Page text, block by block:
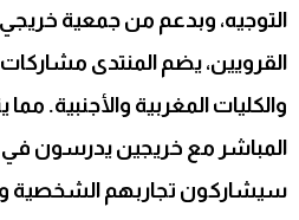
التوجيه، وبدعم من جمعية
القرويين، يضم المنتدى
والكليات المغربية والأجنبية.
المباشر مع خريجين يدرسون
سيشاركون تجاربهم الشخصية